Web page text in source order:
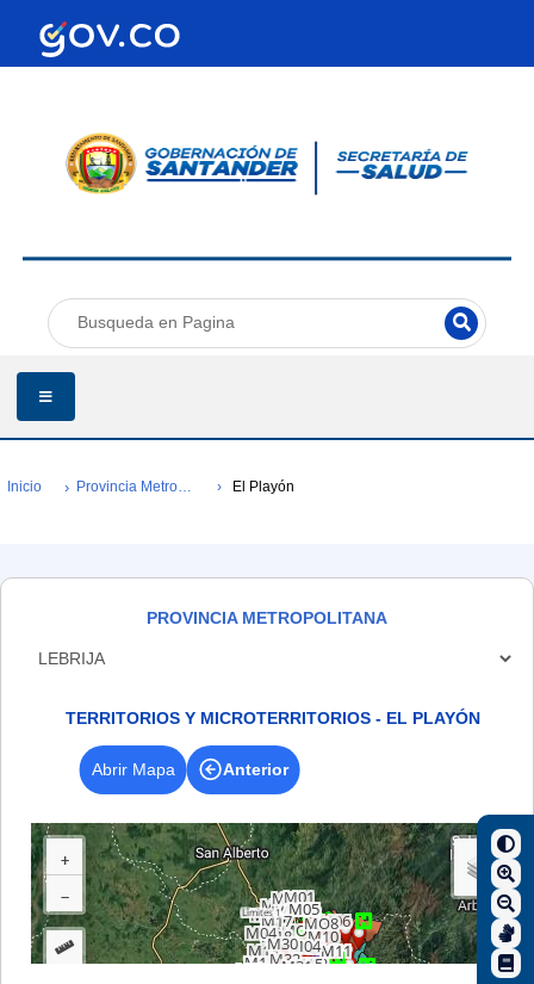
Inicio Provincia Metropolitana El Playón
PROVINCIA METROPOLITANA